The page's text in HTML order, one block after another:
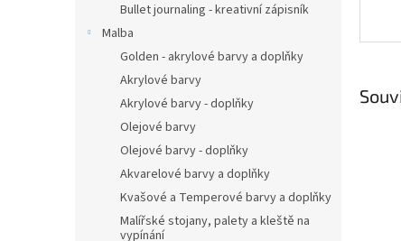
Bullet journaling - kreativní zápisník
Malba
Golden - akrylové barvy a doplňky
Akrylové barvy
Akrylové barvy - doplňky
Olejové barvy
Olejové barvy - doplňky
Akvarelové barvy a doplňky
Kvašové a Temperové barvy a doplňky
Malířské stojany, palety a kleště na
vypínání